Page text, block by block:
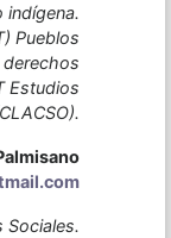
indígena.
Pueblos
Estudios
Sociales.